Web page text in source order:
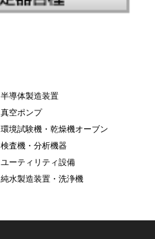
半導体製造装置
真空ポンプ
環境試験機・乾燥機オーブン
検査機・分析機器
ユーティリティ設備
純水製造装置・洗浄機